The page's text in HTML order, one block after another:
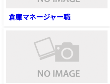
倉庫マネージャー職